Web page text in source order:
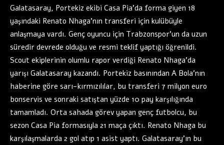
Galatasaray, Portekiz ekibi Casa Pia’da forma giyen 18
yaşındaki Renato Nhaga’nın transferi için kulübüyle
anlaşmaya vardı. Genç oyuncu için Trabzonspor’un da uzun
süredir devrede olduğu ve resmi teklif yaptığı öğrenildi.
Scout ekiplerinin olumlu rapor verdiği Renato Nhaga’da
yarışı Galatasaray kazandı. Portekiz basınından A Bola’nın
haberine göre sarı-kırmızılılar, bu transferi 7 milyon euro
bonservis ve sonraki satıştan yüzde 10 pay karşılığında
tamamladı. Orta sahada görev yapan genç futbolcu, bu
sezon Casa Pia formasıyla 21 maça çıktı. Renato Nhaga bu
karşılaşmalarda 2 gol atıp 1 asist yaptı. Galatasaray’ın bu